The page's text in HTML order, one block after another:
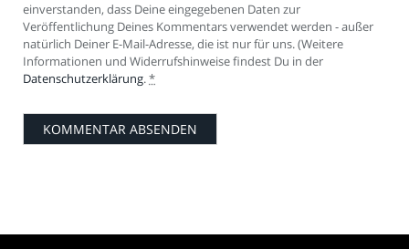
einverstanden, dass Deine eingegebenen Daten zur
Veröffentlichung Deines Kommentars verwendet werden - außer
natürlich Deiner E-Mail-Adresse, die ist nur für uns. (Weitere
Informationen und Widerrufshinweise findest Du in der
Datenschutzerklärung.*